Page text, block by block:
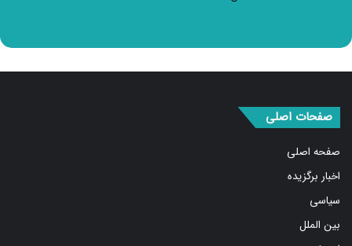
صفحه اصلی
اخبار برگزیده
سیاسی
بین الملل
اجتماعی